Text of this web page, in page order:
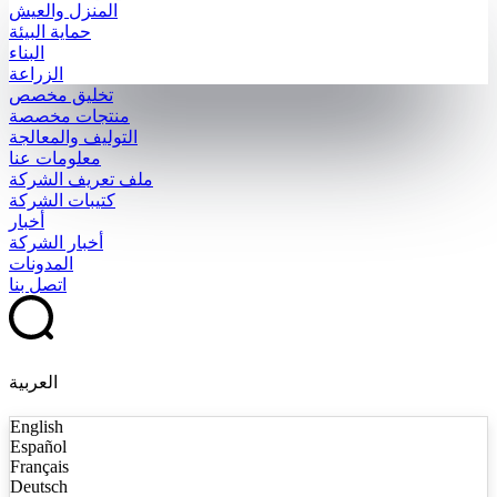
المنزل والعيش
حماية البيئة
البناء
الزراعة
تخليق مخصص
منتجات مخصصة
التوليف والمعالجة
معلومات عنا
ملف تعريف الشركة
كتيبات الشركة
أخبار
أخبار الشركة
المدونات
اتصل بنا
العربية
English
Español
Français
Deutsch